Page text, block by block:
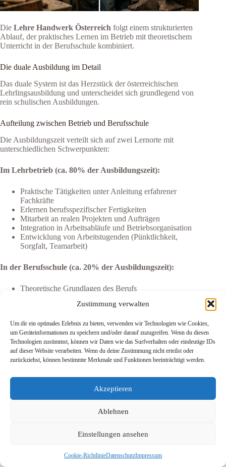
Zustimmung verwalten
Um dir ein optimales Erlebnis zu bieten, verwenden wir Technologien wie Cookies,
um Geräteinformationen zu speichern und/oder darauf zuzugreifen. Wenn du diesen
Technologien zustimmst, können wir Daten wie das Surfverhalten oder eindeutige IDs
auf dieser Website verarbeiten. Wenn du deine Zustimmung nicht erteilst oder
zurückziehst, können bestimmte Merkmale und Funktionen beeinträchtigt werden.
Akzeptieren
Ablehnen
Einstellungen ansehen
Cookie-RichtlinieDatenschutzImpressum
Die Lehre Handwerk Österreich folgt einem strukturierten
Ablauf, der praktisches Lernen im Betrieb mit theoretischem
Unterricht in der Berufsschule kombiniert.
Die duale Ausbildung im Detail
Das duale System ist das Herzstück der österreichischen
Lehrlingsausbildung und unterscheidet sich grundlegend von
rein schulischen Ausbildungen.
Aufteilung zwischen Betrieb und Berufsschule
Die Ausbildungszeit verteilt sich auf zwei Lernorte mit
unterschiedlichen Schwerpunkten:
Im Lehrbetrieb (ca. 80% der Ausbildungszeit):
Praktische Tätigkeiten unter Anleitung erfahrener
Fachkräfte
Erlernen berufsspezifischer Fertigkeiten
Mitarbeit an realen Projekten und Aufträgen
Integration in Arbeitsabläufe und Betriebsorganisation
Entwicklung von Arbeitstugenden (Pünktlichkeit,
Sorgfalt, Teamarbeit)
In der Berufsschule (ca. 20% der Ausbildungszeit):
Theoretische Grundlagen des Berufs
Fachrechnen und Fachzeichnen
Sicherheitsvorschriften und Normen
Organisationsformen der Berufsschule:
Ein bis zwei Tage pro Woche Unterricht
Lehrgangsmäßige Berufsschule:
Blockunterricht von mehreren Wochen am Stück
Typisch für spezialisierte Berufe oder ländliche